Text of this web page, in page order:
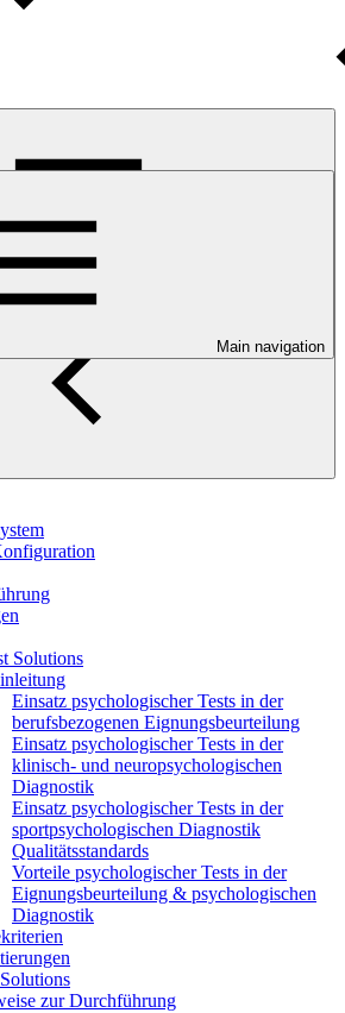
Main navigation
Solutions
Einsatz psychologischer Tests in der
berufsbezogenen Eignungsbeurteilung
Einsatz psychologischer Tests in der
klinisch- und neuropsychologischen
Diagnostik
Einsatz psychologischer Tests in der
sportpsychologischen Diagnostik
Qualitätsstandards
Vorteile psychologischer Tests in der
Eignungsbeurteilung & psychologischen
Diagnostik
zur Durchführung